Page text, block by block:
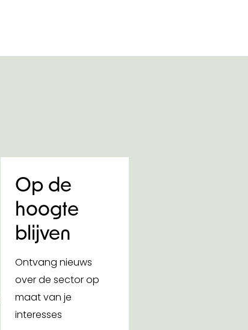
Op de
hoogte
blijven
Ontvang nieuws
over de sector op
maat van je
interesses